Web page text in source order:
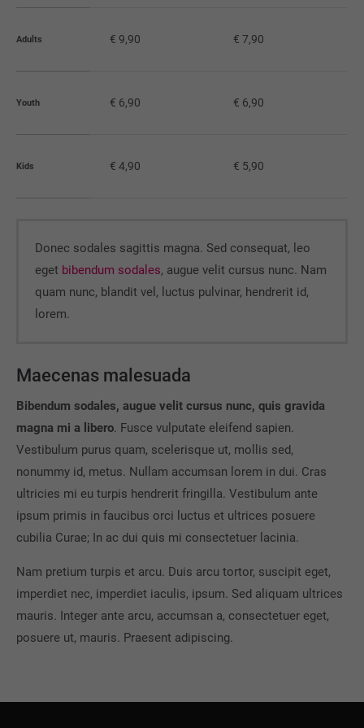
info@yourdomain.com
About us
elit.
montes, nascetur ridiculus mus. Donec quam felis,
Adults € 9,90 € 7,90
Youth € 6,90 € 6,90
Kids € 4,90 € 5,90
Donec sodales sagittis magna. Sed consequat, leo
eget bibendum sodales, augue velit cursus nunc. Nam
quam nunc, blandit vel, luctus pulvinar, hendrerit id,
lorem.
Maecenas malesuada
Bibendum sodales, augue velit cursus nunc, quis gravida
magna mi a libero. Fusce vulputate eleifend sapien.
Vestibulum purus quam, scelerisque ut, mollis sed,
nonummy id, metus. Nullam accumsan lorem in dui. Cras
ultricies mi eu turpis hendrerit fringilla. Vestibulum ante
ipsum primis in faucibus orci luctus et ultrices posuere
cubilia Curae; In ac dui quis mi consectetuer lacinia.
Nam pretium turpis et arcu. Duis arcu tortor, suscipit eget,
imperdiet nec, imperdiet iaculis, ipsum. Sed aliquam ultrices
mauris. Integer ante arcu, accumsan a, consectetuer eget,
posuere ut, mauris. Praesent adipiscing.